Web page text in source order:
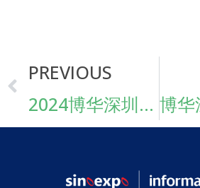
PREVIOUS
2024博华深圳联展全面升级，规模扩容，链接餐饮，酒店，家具，健康，生活方式及加工包装！